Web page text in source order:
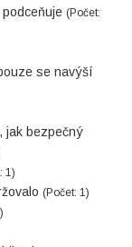
(Počet:
se navýší
jak bezpečný
1)
(Počet: 1)